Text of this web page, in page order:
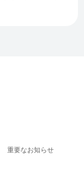
重要なお知らせ